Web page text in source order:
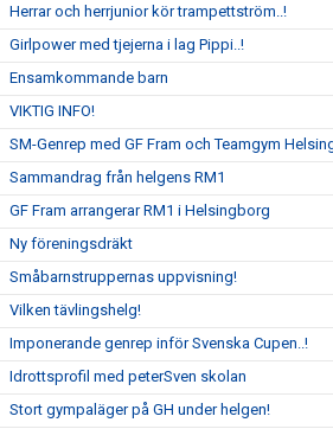
Herrar och herrjunior kör trampettström..!
Girlpower med tjejerna i lag Pippi..!
Ensamkommande barn
VIKTIG INFO!
SM-Genrep med GF Fram och Teamgym
Sammandrag från helgens RM1
GF Fram arrangerar RM1 i Helsingborg
Ny föreningsdräkt
Småbarnstruppernas uppvisning!
Vilken tävlingshelg!
Imponerande genrep inför Svenska Cupen..!
Idrottsprofil med peterSven skolan
Stort gympaläger på GH under helgen!